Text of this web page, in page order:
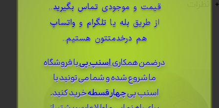
قیمت و موجودی تماس بگیرید..
از طریق بله یا تلگرام و واتساپ
هم درخدمتتون هستیم..
درضمن ​همکاریاسنپ پیبا فروشگاه
ما شروع شده و شما می تونید با
اسنپ پیچهار قسطهخرید کنید.